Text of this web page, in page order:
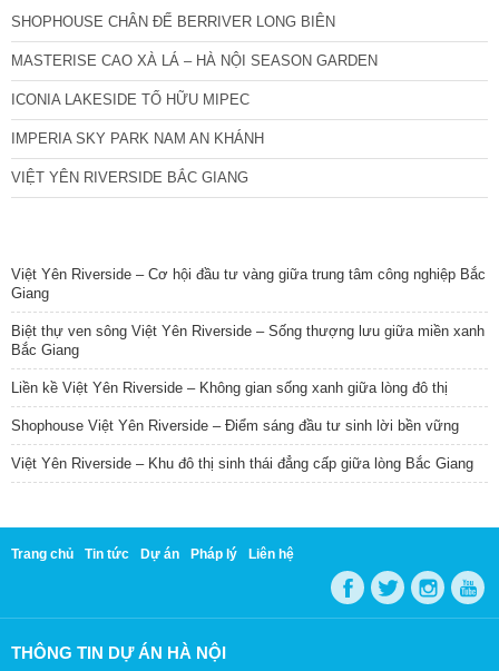
SHOPHOUSE CHÂN ĐẾ BERRIVER LONG BIÊN
MASTERISE CAO XÀ LÁ – HÀ NỘI SEASON GARDEN
ICONIA LAKESIDE TỐ HỮU MIPEC
IMPERIA SKY PARK NAM AN KHÁNH
VIỆT YÊN RIVERSIDE BẮC GIANG
Việt Yên Riverside – Cơ hội đầu tư vàng giữa trung tâm công nghiệp Bắc
Giang
Biệt thự ven sông Việt Yên Riverside – Sống thượng lưu giữa miền xanh
Bắc Giang
Liền kề Việt Yên Riverside – Không gian sống xanh giữa lòng đô thị
Shophouse Việt Yên Riverside – Điểm sáng đầu tư sinh lời bền vững
Việt Yên Riverside – Khu đô thị sinh thái đẳng cấp giữa lòng Bắc Giang
Trang chủ Tin tức Dự án Pháp lý Liên hệ
THÔNG TIN DỰ ÁN HÀ NỘI